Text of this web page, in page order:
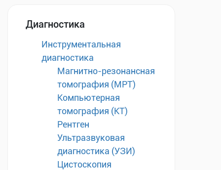
Диагностика
Инструментальная
диагностика
Магнитно-резонансная
томография (МРТ)
Компьютерная
томография (КТ)
Рентген
Ультразвуковая
диагностика (УЗИ)
Цистоскопия